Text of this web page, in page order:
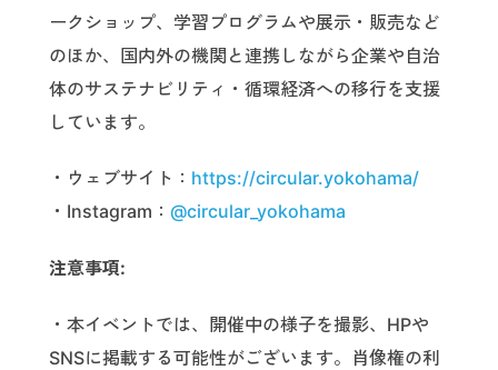
ークショップ、学習プログラムや展示・販売など
のほか、国内外の機関と連携しながら企業や自治
体のサステナビリティ・循環経済への移行を支援
しています。
・ウェブサイト： https://circular.yokohama/
・Instagram： @circular_yokohama
注意事項:
・本イベントでは、開催中の様子を撮影、HPや
SNSに掲載する可能性がございます。肖像権の利